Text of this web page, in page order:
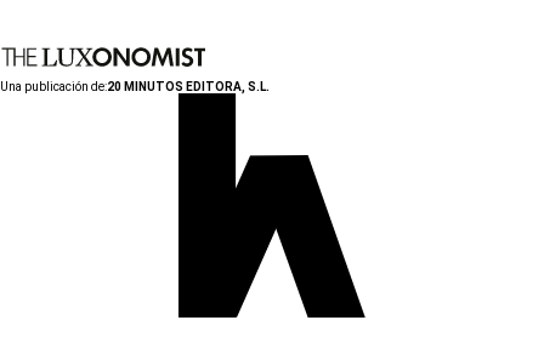
Una publicación de:20 MINUTOS EDITORA, S.L.